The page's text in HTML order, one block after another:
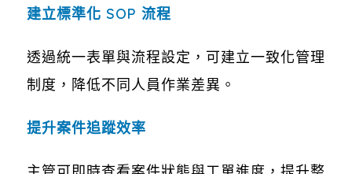
建立標準化 SOP 流程
透過統一表單與流程設定，可建立一致化管理
制度，降低不同人員作業差異。
提升案件追蹤效率